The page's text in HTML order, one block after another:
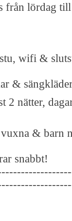
från lördag
wifi &
&
2 nätter,
& barn
snabbt!